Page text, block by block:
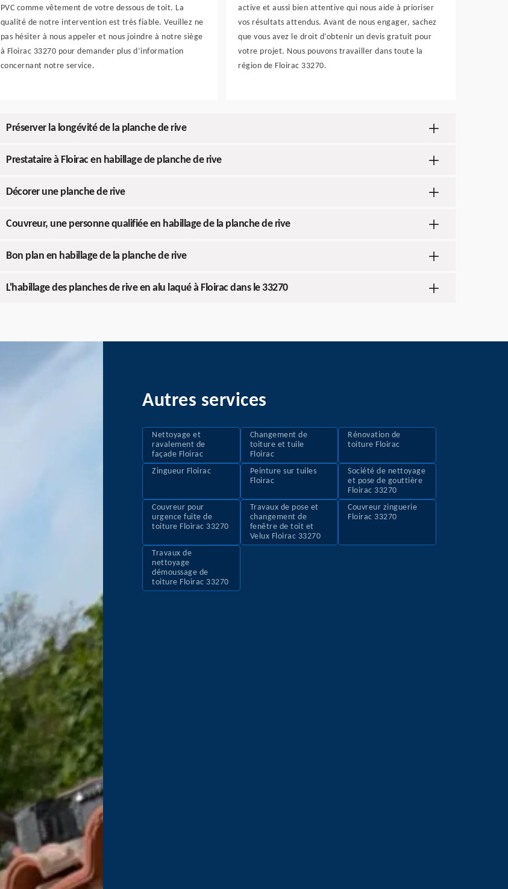
PVC comme vêtement de votre dessous de toit. La
qualité de notre intervention est très fiable. Veuillez ne
pas hésiter à nous appeler et nous joindre à notre siège
à Floirac 33270 pour demander plus d’information
concernant notre service.
active et aussi bien attentive qui nous aide à prioriser
vos résultats attendus. Avant de nous engager, sachez
que vous avez le droit d’obtenir un devis gratuit pour
votre projet. Nous pouvons travailler dans toute la
région de Floirac 33270.
Préserver la longévité de la planche de rive
Prestataire à Floirac en habillage de planche de rive
Décorer une planche de rive
Couvreur, une personne qualifiée en habillage de la planche de rive
Bon plan en habillage de la planche de rive
L'habillage des planches de rive en alu laqué à Floirac dans le 33270
Autres services
Nettoyage et
ravalement de
façade Floirac
Changement de
toiture et tuile
Floirac
Rénovation de
toiture Floirac
Zingueur Floirac
Peinture sur tuiles
Floirac
Société de nettoyage
et pose de gouttière
Floirac 33270
Couvreur pour
urgence fuite de
toiture Floirac 33270
Travaux de pose et
changement de
fenêtre de toit et
Velux Floirac 33270
Couvreur zinguerie
Floirac 33270
Travaux de
nettoyage
démoussage de
toiture Floirac 33270